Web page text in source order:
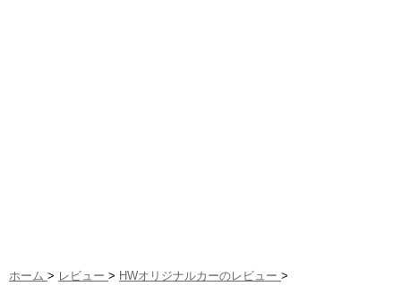
ホーム > レビュー > HWオリジナルカーのレビュー >